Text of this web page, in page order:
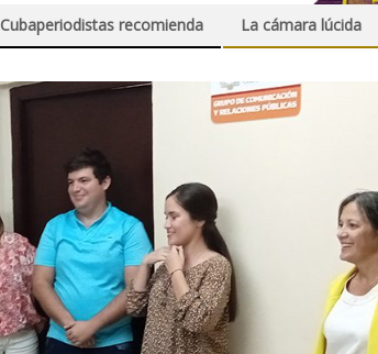
Cubaperiodistas recomienda La cámara lúcida